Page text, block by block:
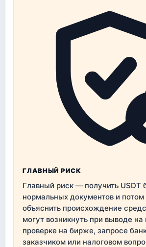
ГЛАВНЫЙ РИСК
Главный риск — получить USDT
нормальных документов и
объяснить происхождение
могут возникнуть при выводе на
проверке на бирже, запросе
заказчиком или налоговом